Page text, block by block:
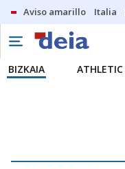
Aviso amarillo Italia
BIZKAIA ATHLETIC